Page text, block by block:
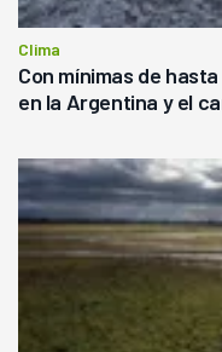
Clima
Con mínimas de
en la Argentina y el